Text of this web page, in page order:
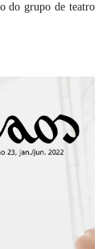
do grupo de teatro